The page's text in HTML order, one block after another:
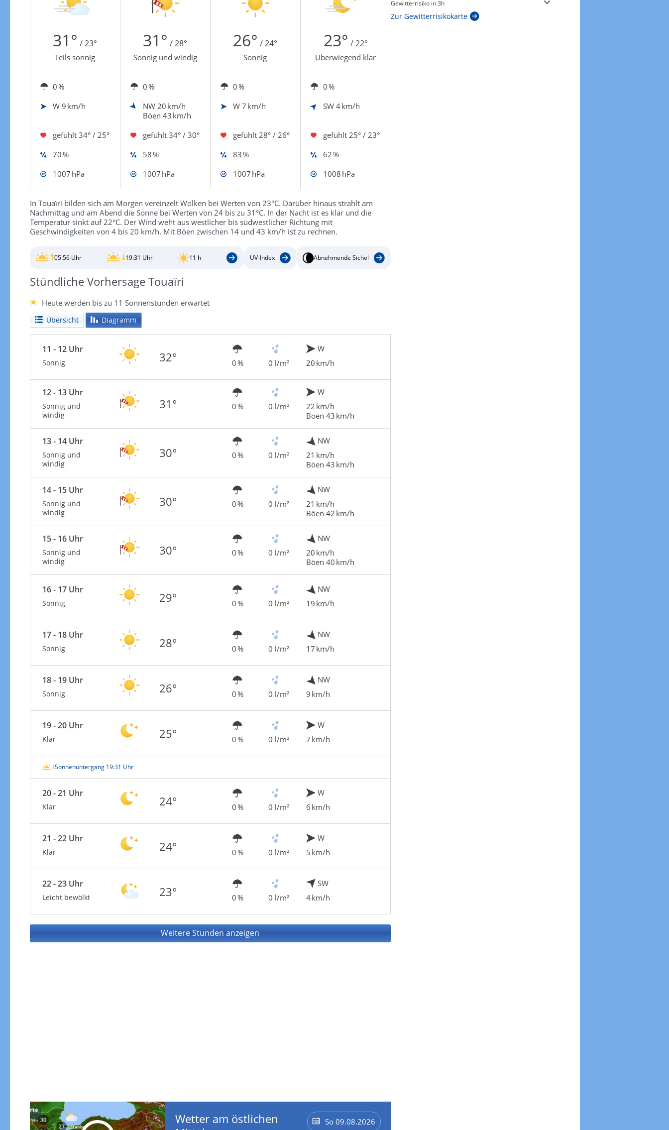
31° / 23° 31° / 28° 26° / 24° 23° / 22°
Teils sonnig Sonnig und windig Sonnig Überwiegend klar
0 % 0 % 0 %
0 %
W 9 km/h NW 20 km/h
Böen 43 km/h
W 7 km/h SW 4 km/h
gefühlt 34° / 25° gefühlt 34° / 30° gefühlt 28° / 26° gefühlt 25° / 23°
70 %
58 % 83 %
62 %
1007 hPa
1007 hPa 1007 hPa 1008 hPa
In Touaïri bilden sich am Morgen vereinzelt Wolken bei Werten von 23°C. Darüber hinaus strahlt am
Nachmittag und am Abend die Sonne bei Werten von 24 bis zu 31°C. In der Nacht ist es klar und die
Temperatur sinkt auf 22°C. Der Wind weht aus westlicher bis südwestlicher Richtung mit
Geschwindigkeiten von 4 bis 20 km/h. Mit Böen zwischen 14 und 43 km/h ist zu rechnen.
05:56 Uhr 19:31 Uhr 11 h UV-Index Abnehmende Sichel
Stündliche Vorhersage Touaïri
Heute werden bis zu 11 Sonnenstunden erwartet
Übersicht Diagramm
11 - 12 Uhr
Sonnig 32° 0 % 0 l/m²
W
20 km/h
12 - 13 Uhr
Sonnig und
windig
31° 0 % 0 l/m²
W
22 km/h
Böen 43 km/h
13 - 14 Uhr
Sonnig und
windig
30° 0 % 0 l/m²
NW
21 km/h
Böen 43 km/h
14 - 15 Uhr
Sonnig und
windig
30° 0 % 0 l/m²
NW
21 km/h
Böen 42 km/h
15 - 16 Uhr
Sonnig und
windig
30° 0 % 0 l/m²
NW
20 km/h
Böen 40 km/h
16 - 17 Uhr
Sonnig 29° 0 % 0 l/m²
NW
19 km/h
17 - 18 Uhr
Sonnig 28° 0 % 0 l/m²
NW
17 km/h
18 - 19 Uhr
Sonnig 26° 0 % 0 l/m²
NW
9 km/h
19 - 20 Uhr
Klar 25° 0 % 0 l/m²
W
7 km/h
Sonnenuntergang 19:31 Uhr
20 - 21 Uhr
Klar 24° 0 % 0 l/m²
W
6 km/h
21 - 22 Uhr
Klar 24° 0 % 0 l/m²
W
5 km/h
22 - 23 Uhr
Leicht bewölkt 23° 0 % 0 l/m²
SW
4 km/h
Weitere Stunden anzeigen
So 09.08.2026
Wetter am östlichen
Windgeschwindigkeiten in 3h
Zur Windgeschwindigkeitenkarte
Sonnenschein heute
Zur Sonnenscheindauerkarte
Gewitterrisiko in 3h
Zur Gewitterrisikokarte
Windböen heute